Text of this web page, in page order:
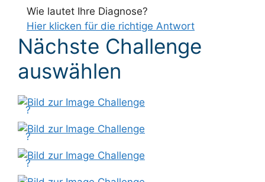
Wie lautet Ihre Diagnose?
Hier klicken für die richtige Antwort
Nächste Challenge
auswählen
?
?
?